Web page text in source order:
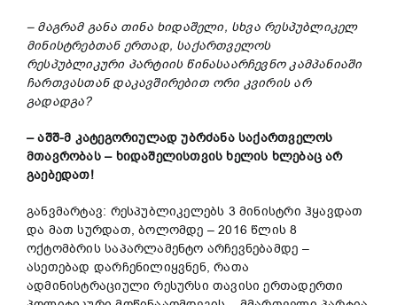
– მაგრამ განა თინა ხიდაშელი, სხვა რესპუბლიკელ
მინისტრებთან ერთად, საქართველოს
რესპუბლიკური პარტიის წინასაარჩევნო კამპანიაში
ჩართვასთან დაკავშირებით ორი კვირის არ
გადადგა?
– აშშ-მ კატეგორიულად უბრძანა საქართველოს
მთავრობას – ხიდაშელისთვის ხელის ხლებაც არ
გაებედათ!
განვმარტავ: რესპუბლიკელებს 3 მინისტრი ჰყავდათ
და მათ სურდათ, ბოლომდე – 2016 წლის 8
ოქტომბრის საპარლამენტო არჩევნებამდე –
ასეთებად დარჩენილიყვნენ, რათა
ადმინისტრაციული რესურსი თავისი ერთადერთი